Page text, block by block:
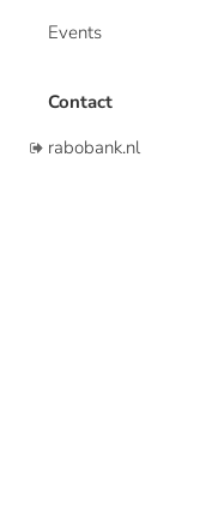
Events
Contact
rabobank.nl